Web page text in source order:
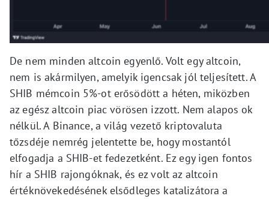
De nem minden altcoin egyenlő. Volt egy altcoin,
nem is akármilyen, amelyik igencsak jól teljesített. A
SHIB mémcoin 5%-ot erősödött a héten, miközben
az egész altcoin piac vörösen izzott. Nem alapos ok
nélkül. A Binance, a világ vezető kriptovaluta
tőzsdéje nemrég jelentette be, hogy mostantól
elfogadja a SHIB-et fedezetként. Ez egy igen fontos
hír a SHIB rajongóknak, és ez volt az altcoin
értéknövekedésének elsődleges katalizátora a